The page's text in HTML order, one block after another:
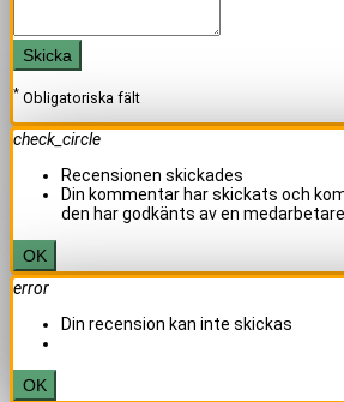
Skicka
* Obligatoriska fält
check_circle
Recensionen skickades
Din kommentar har skickats och
den har godkänts av en medarbetare.
OK
error
Din recension kan inte skickas
OK